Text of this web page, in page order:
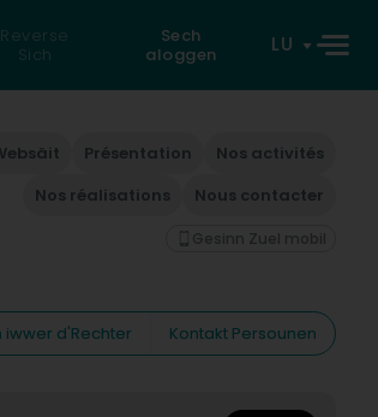
Reverse
Sich
Sech
aloggen
LU
Présentation
Nos activités
Nos réalisations
Nous contacter
Gesinn Zuel mobil
d'Rechter
Kontakt Persounen